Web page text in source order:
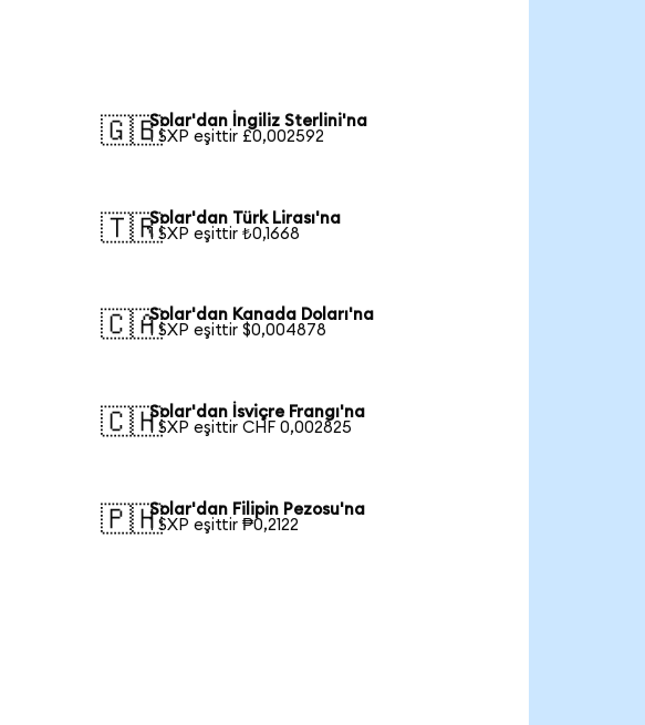
🇬🇧Solar'dan İngiliz Sterlini'na
1 SXP eşittir £0,002592
🇹🇷Solar'dan Türk Lirası'na
1 SXP eşittir ₺0,1668
🇨🇦Solar'dan Kanada Doları'na
1 SXP eşittir $0,004878
🇨🇭Solar'dan İsviçre Frangı'na
1 SXP eşittir CHF 0,002825
🇵🇭Solar'dan Filipin Pezosu'na
1 SXP eşittir ₱0,2122